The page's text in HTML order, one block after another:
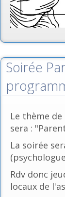
Soirée
Le thème
sera :
La soirée
Rdv donc
locaux de